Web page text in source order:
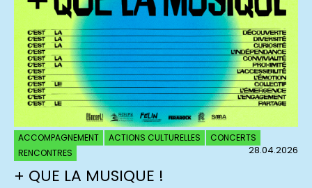
ACCOMPAGNEMENT ACTIONS CULTURELLES
CONCERTS
RENCONTRES
28.04.2026
+ QUE LA MUSIQUE !